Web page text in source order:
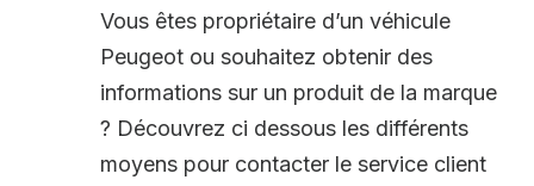
Vous êtes propriétaire d’un véhicule
Peugeot ou souhaitez obtenir des
informations sur un produit de la marque
? Découvrez ci dessous les différents
moyens pour contacter le service client